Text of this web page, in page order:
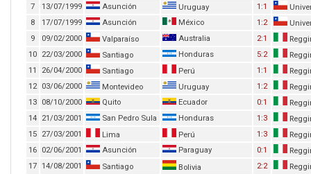
7
13/07/1999 Asunción Uruguay 1:1
8
17/07/1999 Asunción México 1:2
9
09/02/2000 Valparaíso Australia 2:1
10
22/03/2000 Santiago Honduras 5:2
11
26/04/2000 Santiago Perú 1:1
12
03/06/2000 Montevideo Uruguay 1:2
13
08/10/2000 Quito Ecuador 0:1
14
21/03/2001 San Pedro Sula Honduras 1:3
15
27/03/2001 Lima Perú 1:3
16
02/06/2001 Asunción Paraguay 0:1
17 14/08/2001 Santiago Bolivia 2:2